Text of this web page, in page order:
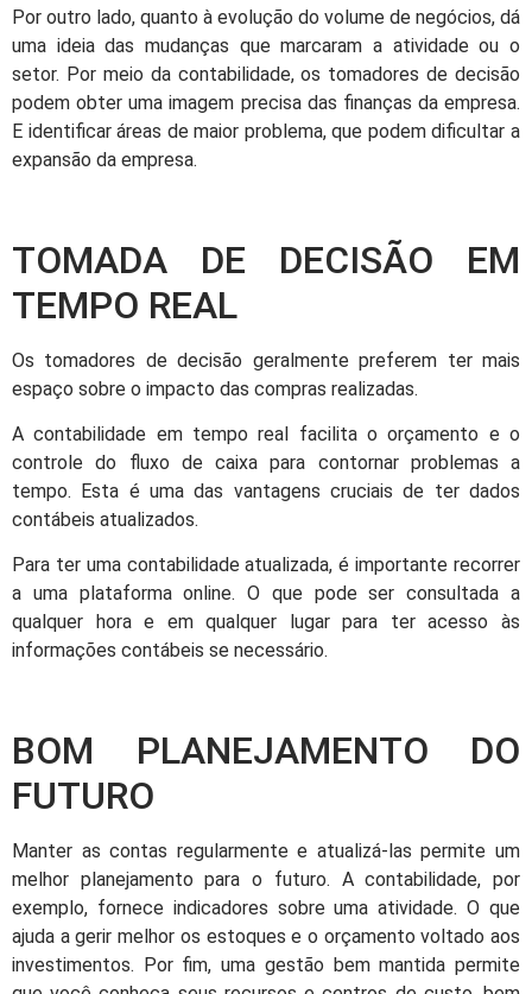
Por outro lado, quanto à evolução do volume de negócios, dá
uma ideia das mudanças que marcaram a atividade ou o
setor. Por meio da contabilidade, os tomadores de decisão
podem obter uma imagem precisa das finanças da empresa.
E identificar áreas de maior problema, que podem dificultar a
expansão da empresa.
TOMADA DE DECISÃO EM
TEMPO REAL
Os tomadores de decisão geralmente preferem ter mais
espaço sobre o impacto das compras realizadas.
A contabilidade em tempo real facilita o orçamento e o
controle do fluxo de caixa para contornar problemas a
tempo. Esta é uma das vantagens cruciais de ter dados
contábeis atualizados.
Para ter uma contabilidade atualizada, é importante recorrer
a uma plataforma online. O que pode ser consultada a
qualquer hora e em qualquer lugar para ter acesso às
informações contábeis se necessário.
BOM PLANEJAMENTO DO
FUTURO
Manter as contas regularmente e atualizá-las permite um
melhor planejamento para o futuro. A contabilidade, por
exemplo, fornece indicadores sobre uma atividade. O que
ajuda a gerir melhor os estoques e o orçamento voltado aos
investimentos. Por fim, uma gestão bem mantida permite